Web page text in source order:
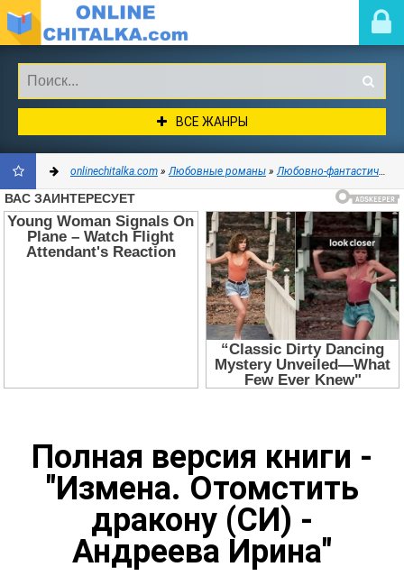
ВСЕ ЖАНРЫ
ДОБАВИТЬ
onlinechitalka.com »Любовные романы »Любовно-фантастические романы
Полная версия книги -
"Измена. Отомстить
дракону (СИ) -
Андреева Ирина"